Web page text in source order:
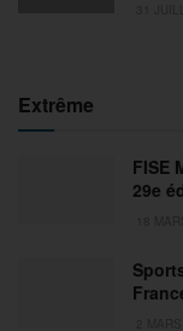
Extrême
FISE
29e